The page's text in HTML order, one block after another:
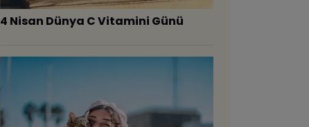
4 Nisan Dünya C Vitamini Günü